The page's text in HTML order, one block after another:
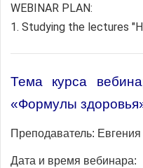
WEBINAR PLAN:
1. Studying the lectures
Тема курса
«Формулы
Преподаватель:
Дата и время вебинара: